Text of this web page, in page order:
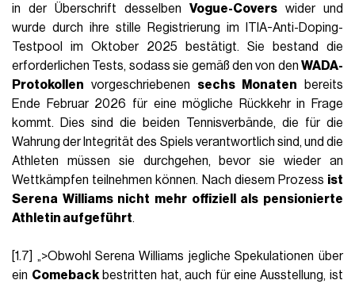
in der Überschrift desselben Vogue-Covers wider und
wurde durch ihre stille Registrierung im ITIA-Anti-Doping-
Testpool im Oktober 2025 bestätigt. Sie bestand die
erforderlichen Tests, sodass sie gemäß den von den WADA-
Protokollen vorgeschriebenen sechs Monaten bereits
Ende Februar 2026 für eine mögliche Rückkehr in Frage
kommt. Dies sind die beiden Tennisverbände, die für die
Wahrung der Integrität des Spiels verantwortlich sind, und die
Athleten müssen sie durchgehen, bevor sie wieder an
Wettkämpfen teilnehmen können. Nach diesem Prozess ist
Serena Williams nicht mehr offiziell als pensionierte
Athletin aufgeführt.
[1.7] „>Obwohl Serena Williams jegliche Spekulationen über
ein Comebackbestritten hat, auch für eine Ausstellung, ist